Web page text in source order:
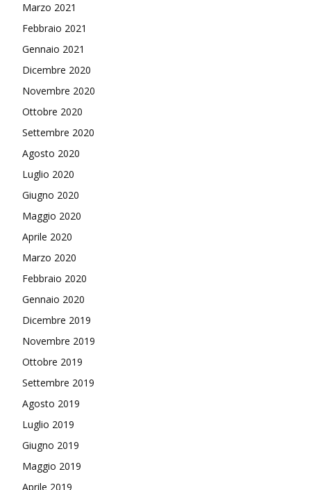
Marzo 2021
Febbraio 2021
Gennaio 2021
Dicembre 2020
Novembre 2020
Ottobre 2020
Settembre 2020
Agosto 2020
Luglio 2020
Giugno 2020
Maggio 2020
Aprile 2020
Marzo 2020
Febbraio 2020
Gennaio 2020
Dicembre 2019
Novembre 2019
Ottobre 2019
Settembre 2019
Agosto 2019
Luglio 2019
Giugno 2019
Maggio 2019
Aprile 2019